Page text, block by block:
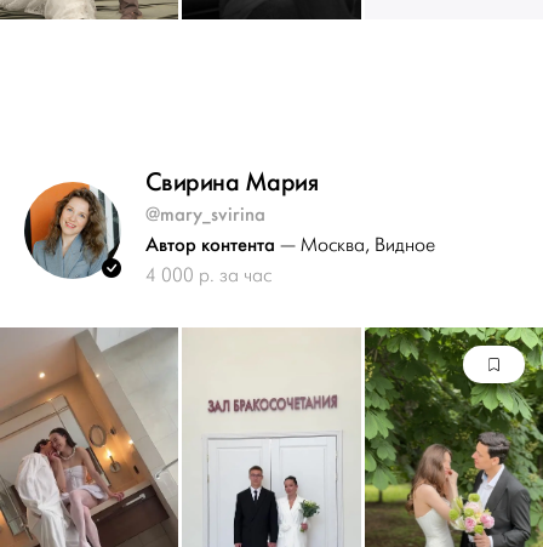
Свирина Мария
@mary_svirina
Автор контента — Москва, Видное
4 000 р. за час